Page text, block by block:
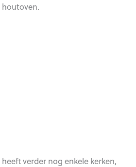
houtoven.
verder nog enkele kerken,